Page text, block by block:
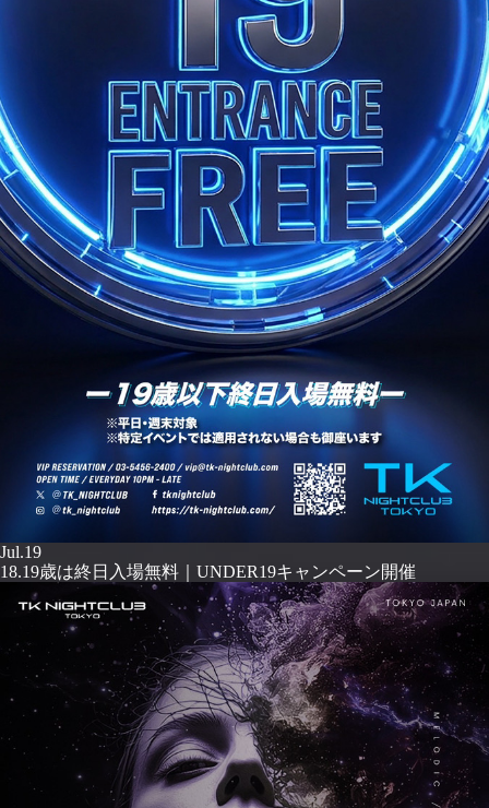
Jul.19
18.19歳は終日入場無料｜UNDER19キャンペーン開催